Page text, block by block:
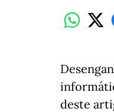
deste